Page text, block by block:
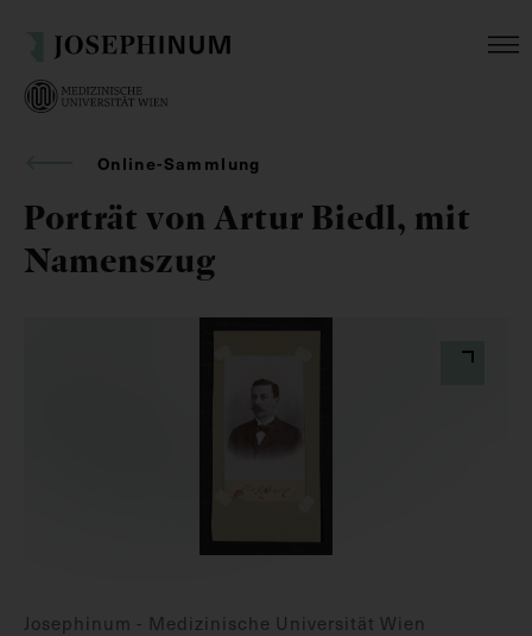
Online-Sammlung
Porträt von Artur Biedl, mit
Namenszug
Josephinum - Medizinische Universität Wien